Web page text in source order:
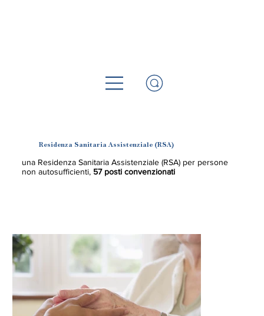
Residenza Sanitaria Assistenziale (RSA)
una Residenza Sanitaria Assistenziale (RSA) per persone
non autosufficienti, 57 posti convenzionati